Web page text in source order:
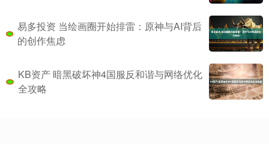
易多投资 当绘画圈开始排雷：原神与AI背后
的创作焦虑
KB资产 暗黑破坏神4国服反和谐与网络优化
全攻略